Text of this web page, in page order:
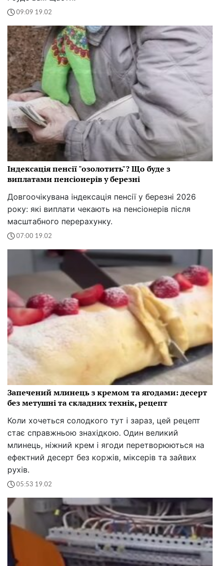
09:09 19.02
Індексація пенсії "озолотить"? Що буде з
виплатами пенсіонерів у березні
Довгоочікувана індексація пенсії у березні 2026
року: які виплати чекають на пенсіонерів після
масштабного перерахунку.
07:00 19.02
Запечений млинець з кремом та ягодами: десерт
без метушні та складних технік, рецепт
Коли хочеться солодкого тут і зараз, цей рецепт
стає справжньою знахідкою. Один великий
млинець, ніжний крем і ягоди перетворюються на
ефектний десерт без коржів, міксерів та зайвих
рухів.
05:53 19.02